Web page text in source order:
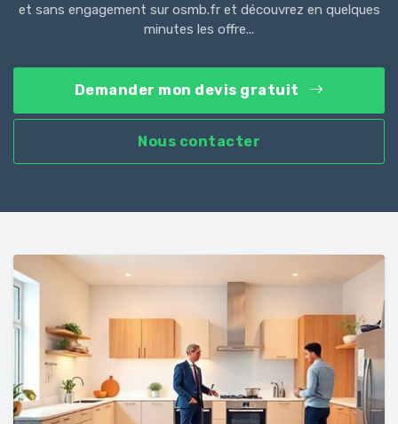
et sans engagement sur osmb.fr et découvrez en quelques
minutes les offre...
Demander mon devis gratuit
Nous contacter